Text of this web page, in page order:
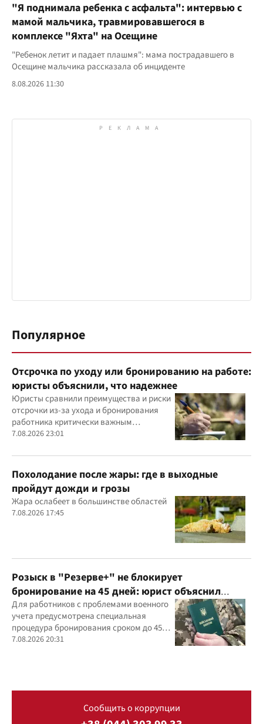
"Я поднимала ребенка с асфальта": интервью с
мамой мальчика, травмировавшегося в
комплексе "Яхта" на Осещине
"Ребенок летит и падает плашмя": мама пострадавшего в
Осещине мальчика рассказала об инциденте
8.08.2026 11:30
Популярное
Отсрочка по уходу или бронированию на работе:
юристы объяснили, что надежнее
Юристы сравнили преимущества и риски
отсрочки из-за ухода и бронирования
работника критически важным
предприятием
7.08.2026 23:01
Похолодание после жары: где в выходные
пройдут дожди и грозы
Жара ослабеет в большинстве областей
7.08.2026 17:45
Розыск в "Резерве+" не блокирует
бронирование на 45 дней: юрист объяснил
важный нюанс
Для работников с проблемами военного
учета предусмотрена специальная
процедура бронирования сроком до 45
дней
7.08.2026 20:31
Сообщить о коррупции